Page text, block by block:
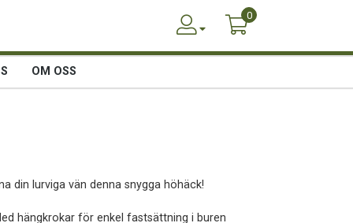
0
OM OSS
din lurviga vän denna snygga höhäck!
hängkrokar för enkel fastsättning i buren